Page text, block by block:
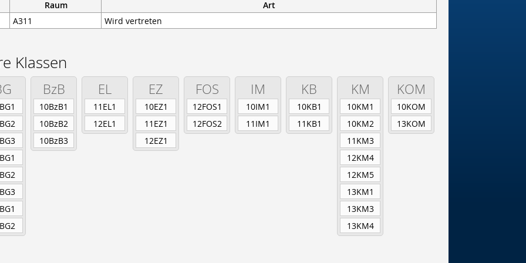
Raum
Art
A311 Wird vertreten
Klassen
BzB
10BzB1
10BzB2
10BzB3
EL
11EL1
12EL1
EZ
10EZ1
11EZ1
12EZ1
FOS
12FOS1
12FOS2
IM
10IM1
11IM1
KB
10KB1
11KB1
KM
10KM1
10KM2
11KM3
12KM4
12KM5
13KM1
13KM3
13KM4
KOM
10KOM
13KOM